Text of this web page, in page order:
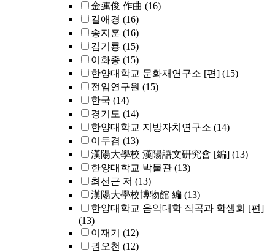
金連俊 作曲 (16)
길애경 (16)
송지훈 (16)
김기룡 (15)
이화종 (15)
한양대학교 문화재연구소 [편] (15)
전임연구원 (15)
한국 (14)
경기도 (14)
한양대학교 지방자치연구소 (14)
이두겸 (13)
漢陽大學校 漢陽語文硏究會 [編] (13)
한양대학교 박물관 (13)
최선근 저 (13)
漢陽大學校博物館 編 (13)
한양대학교 음악대학 작곡과 학생회 [편]
(13)
이재기
(12)
권오천 (12)